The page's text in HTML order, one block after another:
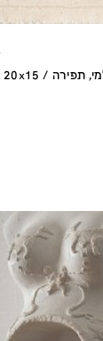
רישום בדיו על בד גולמי, תפירה / 20x15